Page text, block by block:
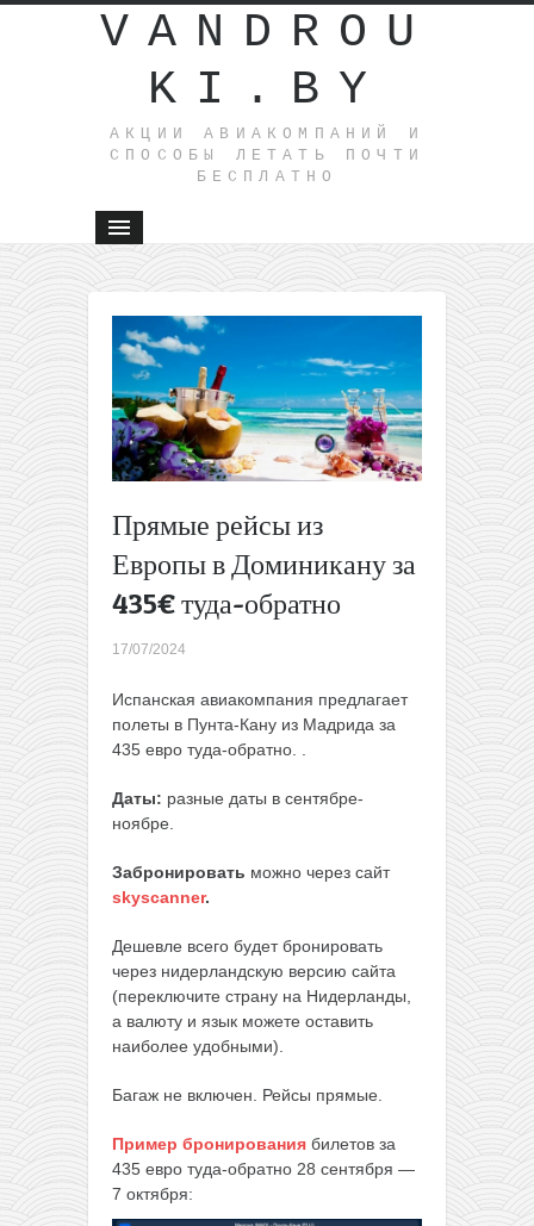
VANDROU
KI.BY
АКЦИИ АВИАКОМПАНИЙ И
СПОСОБЫ ЛЕТАТЬ ПОЧТИ
БЕСПЛАТНО
Прямые рейсы из
Европы в Доминикану за
435€ туда-обратно
17/07/2024
Испанская авиакомпания предлагает
полеты в Пунта-Кану из Мадрида за
435 евро туда-обратно. .
Даты: разные даты в сентябре-
ноябре.
Забронировать можно через сайт
skyscanner.
Дешевле всего будет бронировать
через нидерландскую версию сайта
(переключите страну на Нидерланды,
а валюту и язык можете оставить
наиболее удобными).
Багаж не включен. Рейсы прямые.
Пример бронирования билетов за
435 евро туда-обратно 28 сентября —
7 октября:
перелеты
из
на
за 117€
обратно
(багаж в
цене)
Поездка
30€
туда-